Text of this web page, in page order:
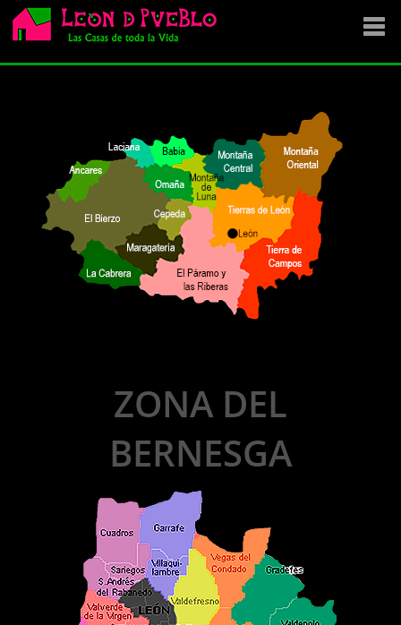
SE VENDE
OFERTAS
NOVEDADES
VENDEMOS TU CASA
DÓNDE COMPRAR ?
ZONA DEL
BERNESGA